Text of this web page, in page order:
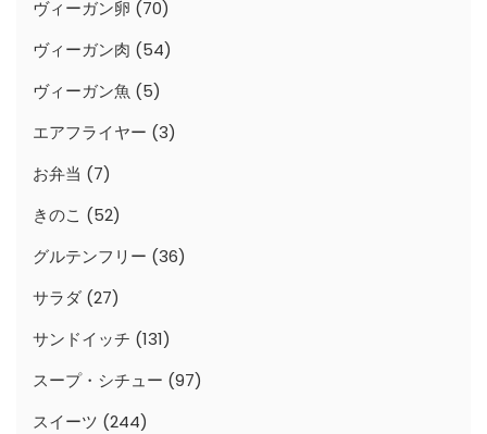
ヴィーガン卵 (70)
ヴィーガン肉 (54)
ヴィーガン魚 (5)
エアフライヤー (3)
お弁当 (7)
きのこ (52)
グルテンフリー (36)
サラダ (27)
サンドイッチ (131)
スープ・シチュー (97)
スイーツ (244)